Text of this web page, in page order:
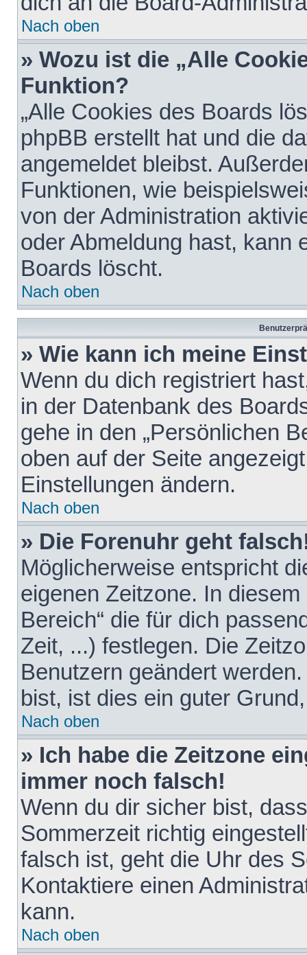
Nach oben
» Wozu ist die „Alle
Funktion?
„Alle Cookies des Boards
phpBB erstellt hat und die
angemeldet bleibst.
Funktionen, wie
von der Administration
oder Abmeldung hast, kann
Boards löscht.
Nach oben
» Wie kann ich meine
Wenn du dich registriert
in der Datenbank des
gehe in den „Persönlichen
oben auf der Seite
Einstellungen ändern.
Nach oben
» Die Forenuhr geht
Möglicherweise entspricht
eigenen Zeitzone. In
Bereich“ die für dich
Zeit, ...) festlegen. Die
Benutzern geändert
bist, ist dies ein guter
Nach oben
» Ich habe die Zeitzone
immer noch falsch!
Wenn du dir sicher bist,
Sommerzeit richtig
falsch ist, geht die Uhr des
Kontaktiere einen
kann.
Nach oben